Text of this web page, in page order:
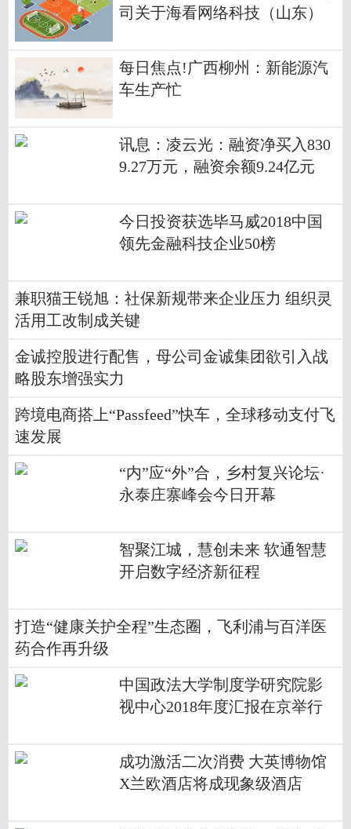
司关于海看网络科技（山东）
金投资项目计划进度并使用超
募资金追加投入的核查意见内
容摘要
每日焦点!广西柳州：新能源汽
车生产忙
讯息：凌云光：融资净买入830
9.27万元，融资余额9.24亿元
今日投资获选毕马威2018中国
领先金融科技企业50榜
兼职猫王锐旭：社保新规带来企业压力 组织灵
活用工改制成关键
金诚控股进行配售，母公司金诚集团欲引入战
略股东增强实力
跨境电商搭上“Passfeed”快车，全球移动支付飞
速发展
“内”应“外”合，乡村复兴论坛·
永泰庄寨峰会今日开幕
智聚江城，慧创未来 软通智慧
开启数字经济新征程
打造“健康关护全程”生态圈，飞利浦与百洋医
药合作再升级
中国政法大学制度学研究院影
视中心2018年度汇报在京举行
成功激活二次消费 大英博物馆
X兰欧酒店将成现象级酒店